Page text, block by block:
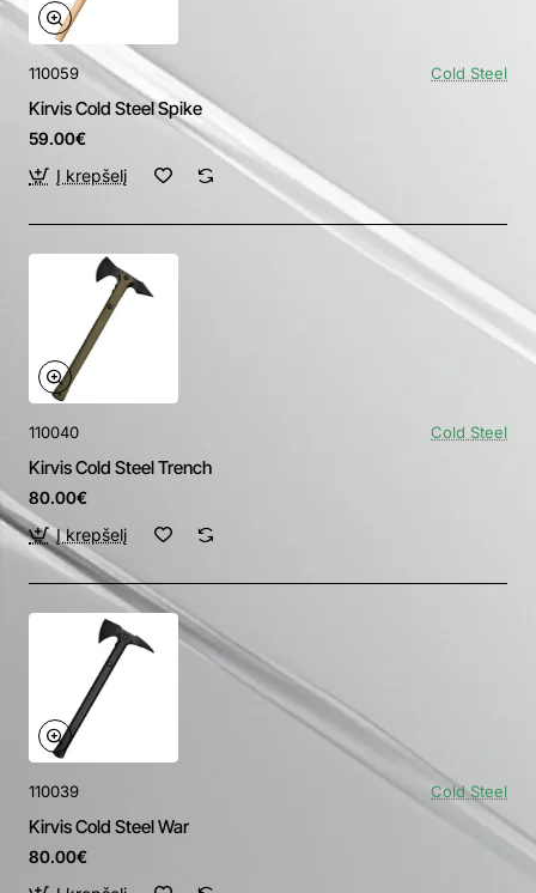
110059 Cold Steel
Kirvis Cold Steel Spike
59.00€
Į krepšelį
110040 Cold Steel
Kirvis Cold Steel Trench
80.00€
Į krepšelį
110039 Cold Steel
Kirvis Cold Steel War
80.00€